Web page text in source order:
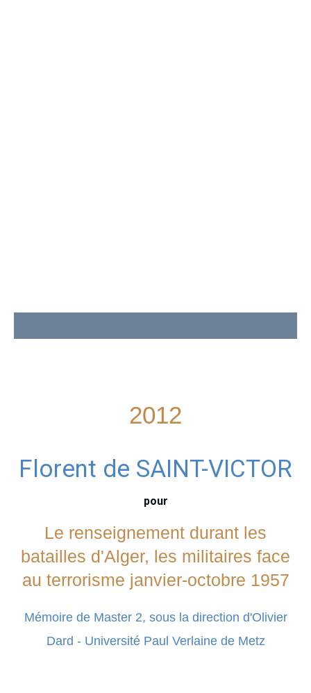
2012
Florent de SAINT-VICTOR
pour
Le renseignement durant les
batailles d'Alger, les militaires face
au terrorisme janvier-octobre 1957
Mémoire de Master 2, sous la direction d'Olivier
Dard - Université Paul Verlaine de Metz